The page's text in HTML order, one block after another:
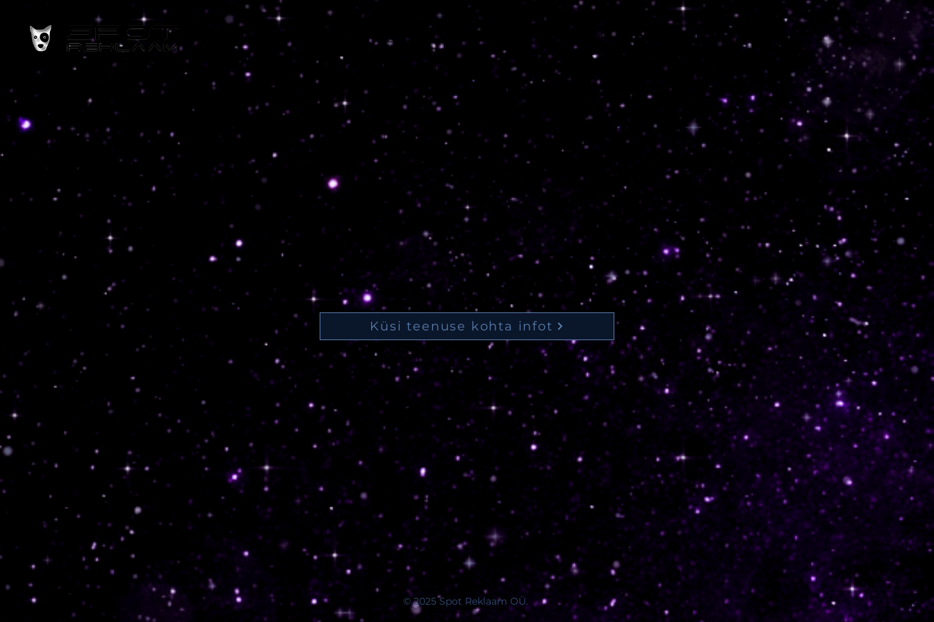
AVALEHT TEENUSED PORTFOOLIO KONTAKT GALERII
Küsi teenuse kohta infot
© 2025 Spot Reklaam OÜ.